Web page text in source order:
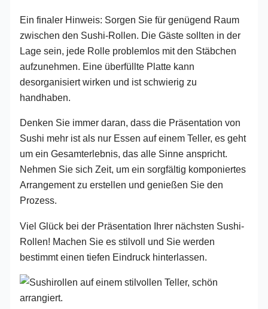
Ein finaler Hinweis: Sorgen Sie für genügend Raum
zwischen den Sushi-Rollen. Die Gäste sollten in der
Lage sein, jede Rolle problemlos mit den Stäbchen
aufzunehmen. Eine überfüllte Platte kann
desorganisiert wirken und ist schwierig zu
handhaben.
Denken Sie immer daran, dass die Präsentation von
Sushi mehr ist als nur Essen auf einem Teller, es geht
um ein Gesamterlebnis, das alle Sinne anspricht.
Nehmen Sie sich Zeit, um ein sorgfältig komponiertes
Arrangement zu erstellen und genießen Sie den
Prozess.
Viel Glück bei der Präsentation Ihrer nächsten Sushi-
Rollen! Machen Sie es stilvoll und Sie werden
bestimmt einen tiefen Eindruck hinterlassen.